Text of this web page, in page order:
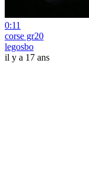
0:11
corse gr20
legosbo
il y a 17 ans